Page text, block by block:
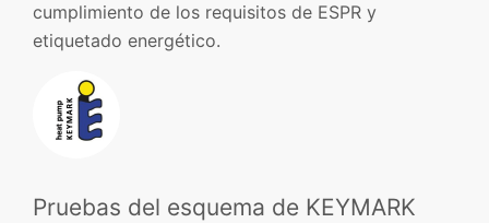
cumplimiento de los requisitos de ESPR y
etiquetado energético.
Pruebas del esquema de KEYMARK